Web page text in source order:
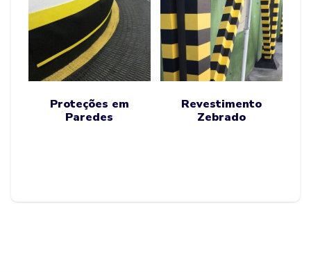
Proteções em
Paredes
Revestimento
Zebrado